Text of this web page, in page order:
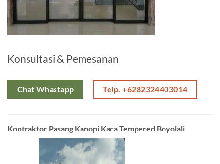
Konsultasi & Pemesanan
Chat Whastapp Telp. +6282324403014
Kontraktor Pasang Kanopi Kaca Tempered Boyolali